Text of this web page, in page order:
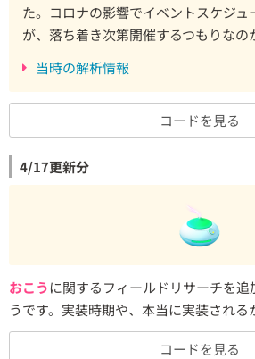
た。コロナの影響でイベントスケジュ
が、落ち着き次第開催するつもりなの
当時の解析情報
コードを見る
4/17更新分
おこうに関するフィールドリサーチを
うです。実装時期や、本当に実装される
コードを見る